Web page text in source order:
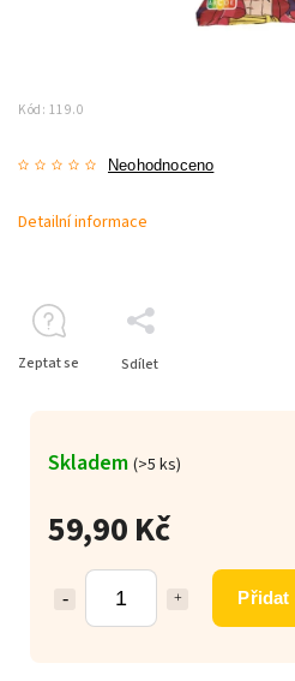
Kód: 119.0
Neohodnoceno
59,90 Kč
Přidat
Skladem (>5 ks)
Detailní informace
Zeptat se Sdílet